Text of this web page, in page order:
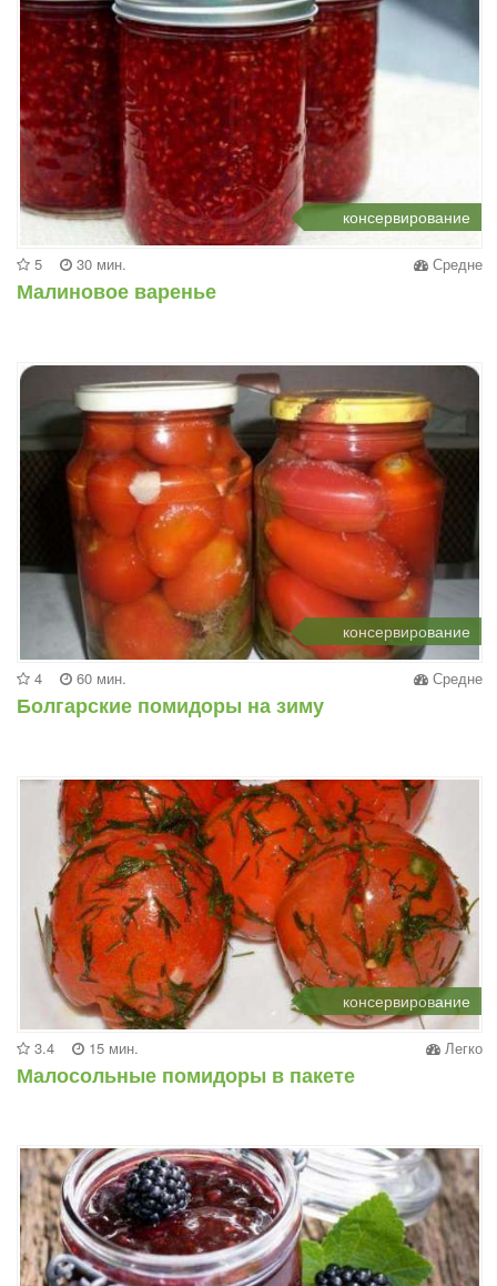
консервирование
5 30 мин. Средне
Малиновое варенье
консервирование
4 60 мин. Средне
Болгарские помидоры на зиму
консервирование
3.4 15 мин. Легко
Малосольные помидоры в пакете